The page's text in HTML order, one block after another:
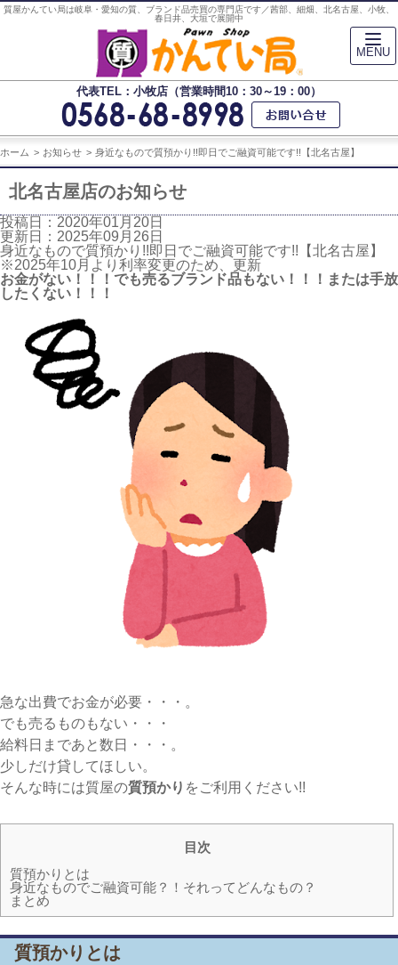
質屋かんてい局は岐阜・愛知の質、ブランド品売買の専門店です／茜部、細畑、北名古屋、小牧、
春日井、大垣で展開中
代表TEL：小牧店（営業時間10：30～19：00）
ホーム お知らせ 身近なもので質預かり!!即日でご融資可能です!!【北名古屋】
北名古屋店のお知らせ
投稿日：2020年01月20日
更新日：2025年09月26日
身近なもので質預かり!!即日でご融資可能です!!【北名古屋】
※2025年10月より利率変更のため、更新
お金がない！！！でも売るブランド品もない！！！または手放
したくない！！！
急な出費でお金が必要・・・。
でも売るものもない・・・
給料日まであと数日・・・。
少しだけ貸してほしい。
そんな時には質屋の質預かり をご利用ください!!
目次
質預かりとは
身近なものでご融資可能？！それってどんなもの？
まとめ
質預かりとは
MENU